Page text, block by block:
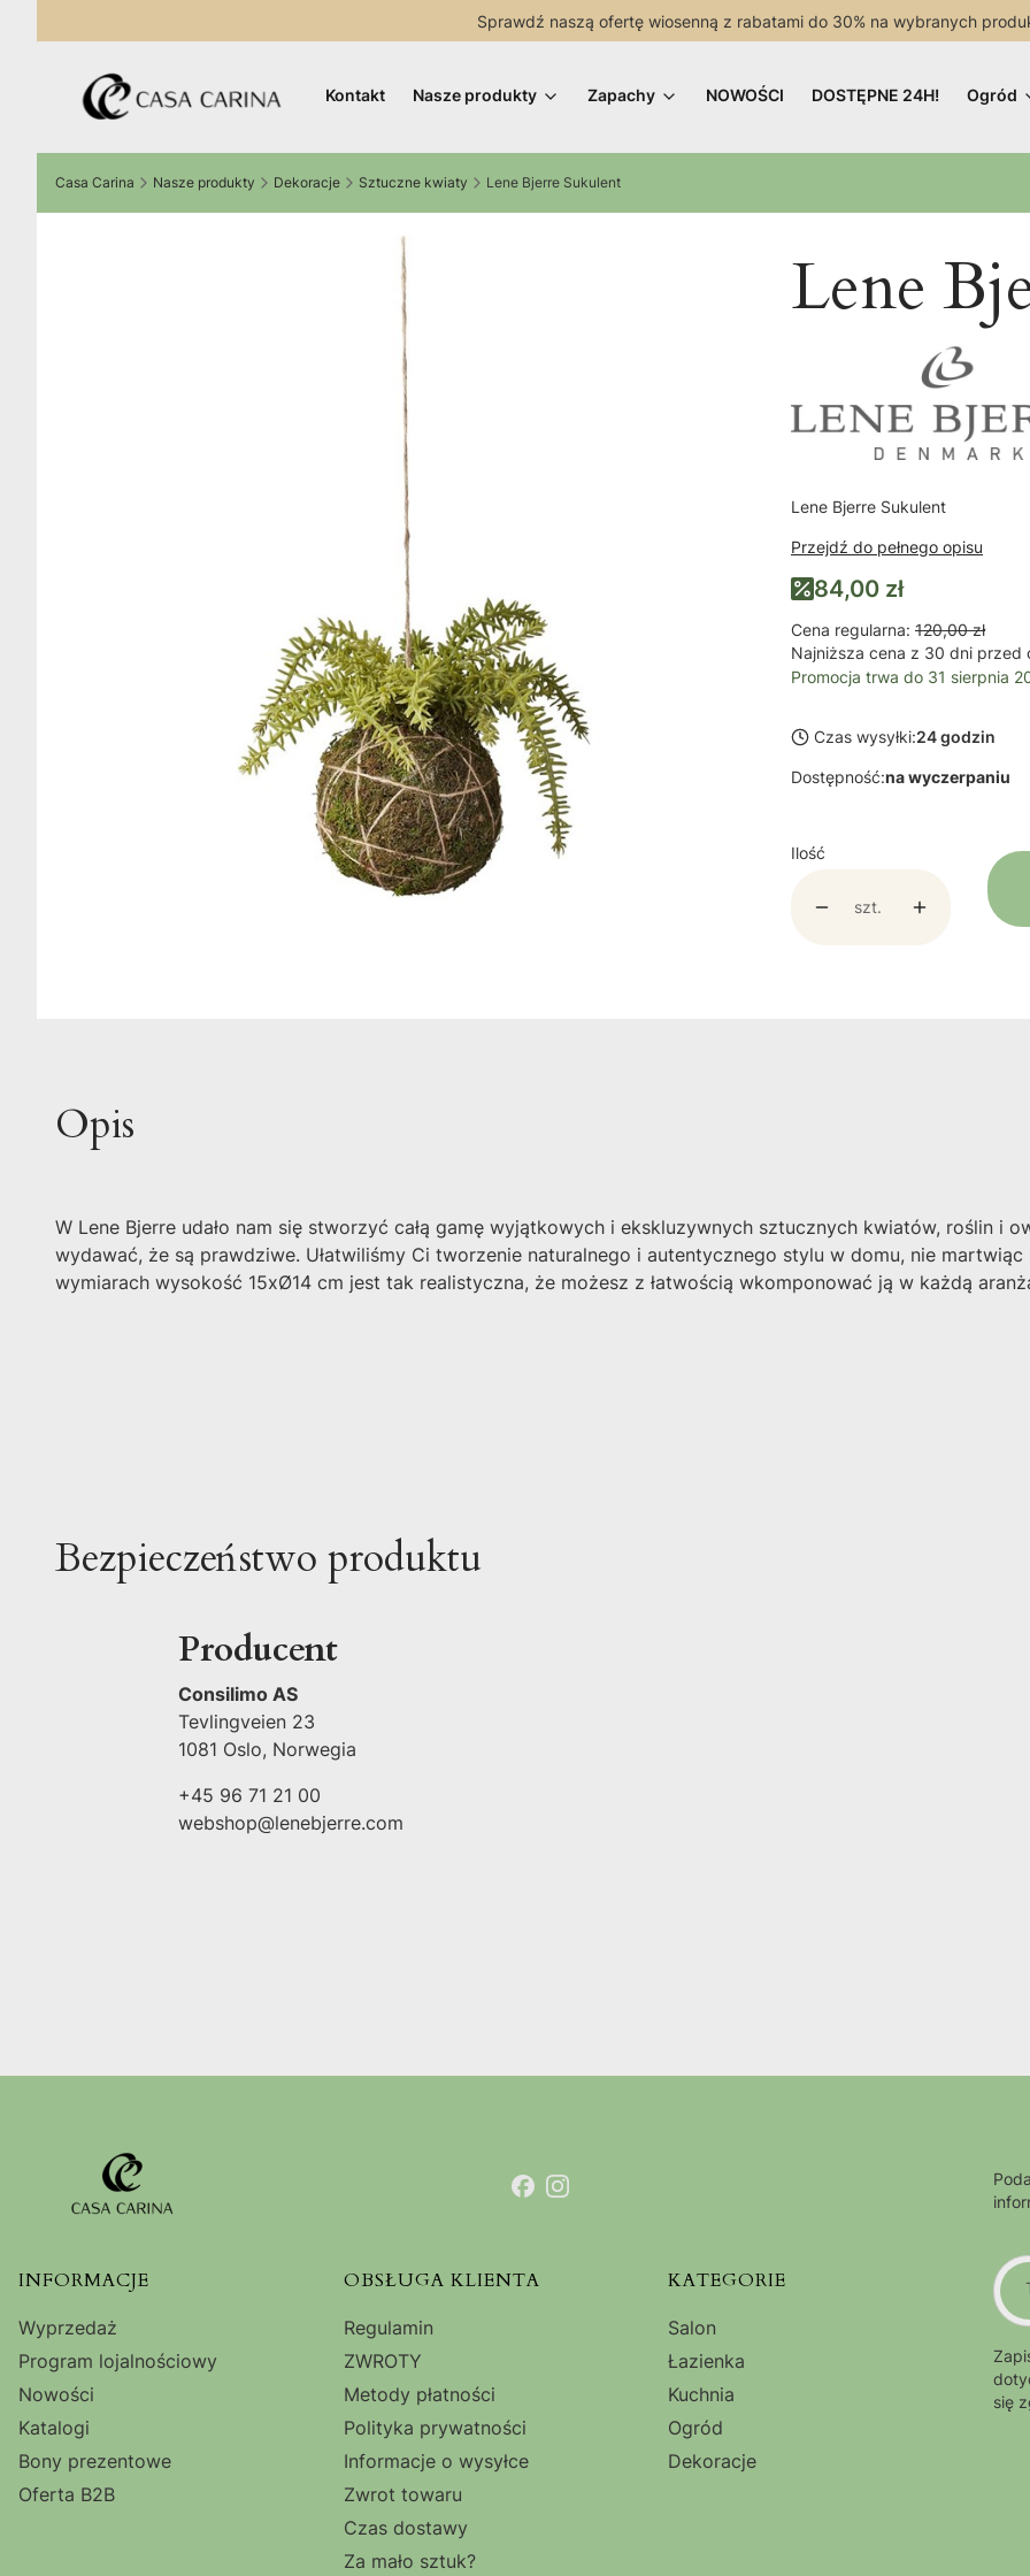
Sprawdź naszą ofertę wiosenną z rabatami do 30% na wybranych
Kontakt Nasze produkty Zapachy NOWOŚCI DOSTĘPNE 24H! Ogród
Casa Carina Nasze produkty Dekoracje Sztuczne kwiaty Lene Bjerre Sukulent
Lene
Lene Bjerre Sukulent
Przejdź do pełnego opisu
84,00 zł
Cena regularna: 120,00 zł
Najniższa cena z 30 dni przed
Promocja trwa do 31 sierpnia
Czas wysyłki:24 godzin
Dostępność:na wyczerpaniu
Ilość
szt.
Opis
W Lene Bjerre udało nam się stworzyć całą gamę wyjątkowych i ekskluzywnych sztucznych kwiatów, roślin i
wydawać, że są prawdziwe. Ułatwiliśmy Ci tworzenie naturalnego i autentycznego stylu w domu, nie
wymiarach wysokość 15xØ14 cm jest tak realistyczna, że ​​możesz z łatwością wkomponować ją w każdą
Bezpieczeństwo produktu
Producent
Consilimo AS
Tevlingveien 23
1081 Oslo, Norwegia
+45 96 71 21 00
webshop@lenebjerre.com
Linki w stopce
INFORMACJE
Wyprzedaż
Program lojalnościowy
Nowości
Katalogi
Bony prezentowe
Oferta B2B
OBSŁUGA KLIENTA
Regulamin
ZWROTY
Metody płatności
Polityka prywatności
Informacje o wysyłce
Zwrot towaru
Czas dostawy
Za mało sztuk?
KATEGORIE
Salon
Łazienka
Kuchnia
Ogród
Dekoracje
się